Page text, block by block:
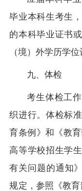
毕业本科生考生
的本科毕业证书
（境）外学历学
九、体检
考生体检工
织进行。体检标
育条例》和《教
高等学校招生学
有关问题的通知
规定，参照《教